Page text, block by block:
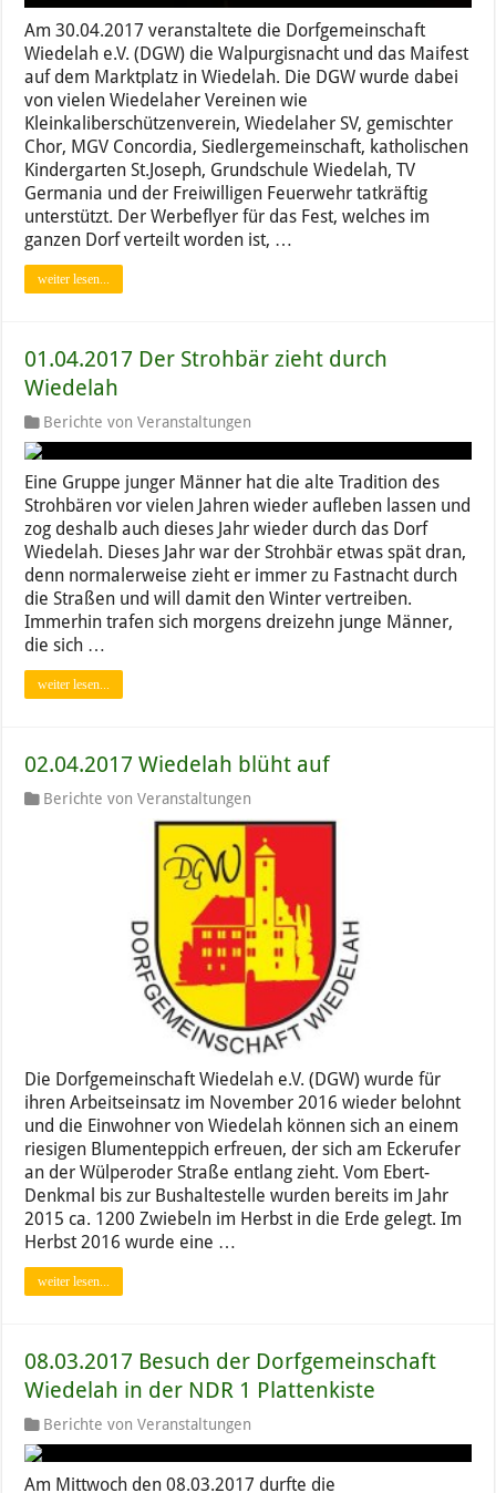
Am 30.04.2017 veranstaltete die Dorfgemeinschaft
Wiedelah e.V. (DGW) die Walpurgisnacht und das Maifest
auf dem Marktplatz in Wiedelah. Die DGW wurde dabei
von vielen Wiedelaher Vereinen wie
Kleinkaliberschützenverein, Wiedelaher SV, gemischter
Chor, MGV Concordia, Siedlergemeinschaft, katholischen
Kindergarten St.Joseph, Grundschule Wiedelah, TV
Germania und der Freiwilligen Feuerwehr tatkräftig
unterstützt. Der Werbeflyer für das Fest, welches im
ganzen Dorf verteilt worden ist, …
weiter lesen...
01.04.2017 Der Strohbär zieht durch
Wiedelah
Berichte von Veranstaltungen
Eine Gruppe junger Männer hat die alte Tradition des
Strohbären vor vielen Jahren wieder aufleben lassen und
zog deshalb auch dieses Jahr wieder durch das Dorf
Wiedelah. Dieses Jahr war der Strohbär etwas spät dran,
denn normalerweise zieht er immer zu Fastnacht durch
die Straßen und will damit den Winter vertreiben.
Immerhin trafen sich morgens dreizehn junge Männer,
die sich …
weiter lesen...
02.04.2017 Wiedelah blüht auf
Berichte von Veranstaltungen
Die Dorfgemeinschaft Wiedelah e.V. (DGW) wurde für
ihren Arbeitseinsatz im November 2016 wieder belohnt
und die Einwohner von Wiedelah können sich an einem
riesigen Blumenteppich erfreuen, der sich am Eckerufer
an der Wülperoder Straße entlang zieht. Vom Ebert-
Denkmal bis zur Bushaltestelle wurden bereits im Jahr
2015 ca. 1200 Zwiebeln im Herbst in die Erde gelegt. Im
Herbst 2016 wurde eine …
weiter lesen...
08.03.2017 Besuch der Dorfgemeinschaft
Wiedelah in der NDR 1 Plattenkiste
Berichte von Veranstaltungen
Am Mittwoch den 08.03.2017 durfte die